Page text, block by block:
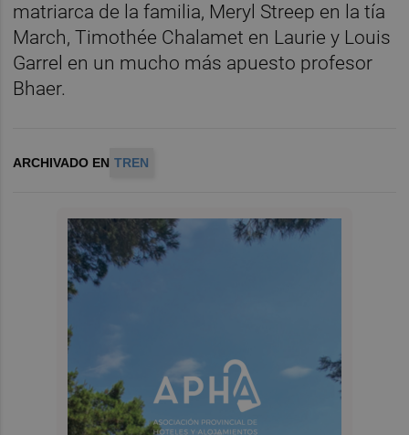
matriarca de la familia, Meryl Streep en la tía
March, Timothée Chalamet en Laurie y Louis
Garrel en un mucho más apuesto profesor
Bhaer.
ARCHIVADO EN TREN